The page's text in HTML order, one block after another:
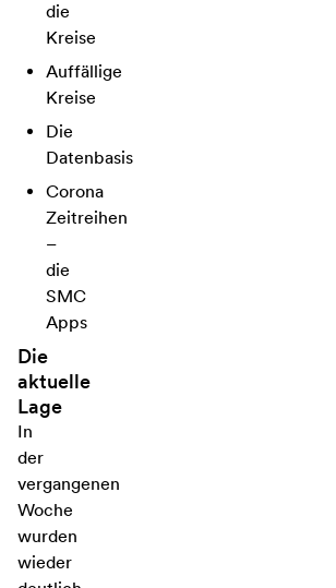
die
Kreise
Auffällige
Kreise
Die
Datenbasis
Corona
Zeitreihen
–
die
SMC
Apps
Die
aktuelle
Lage
In
der
vergangenen
Woche
wurden
wieder